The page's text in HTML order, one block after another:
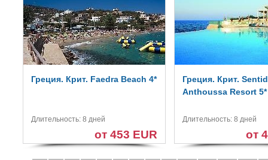
Греция. Крит. Faedra Beach 4*
Длительность: 8 дней
от 453 EUR
Греция. Крит.
Anthoussa Resort 5*
Длительность: 8 дней
от